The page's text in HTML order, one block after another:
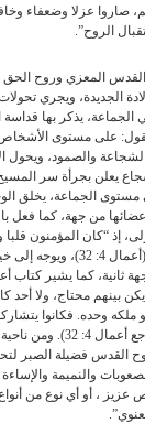
صاروا عزلا وضعفاء
الروح”.
القدس المعزي وروح الحق
الجديدة، ويجري
يذكر بها قداسة
على مستوى
والصمود، ويحول
يعلن بجرأة سر
مستوى الجماعة، يخلق
من جهة، كما فعل
إذ “كان المؤمنون قلبا
ونفسا واحدة (أعمال 4: 32)،
ثانية، كما يشير كتاب
بينهم محتاج، ولا أحد
ملكه وحده. فكانوا
ما يملكون (راجع أعمال 4: 32).
القدس فضيلة الصبر
والنميمة والإساءة
، أو أي نوع من أنواع